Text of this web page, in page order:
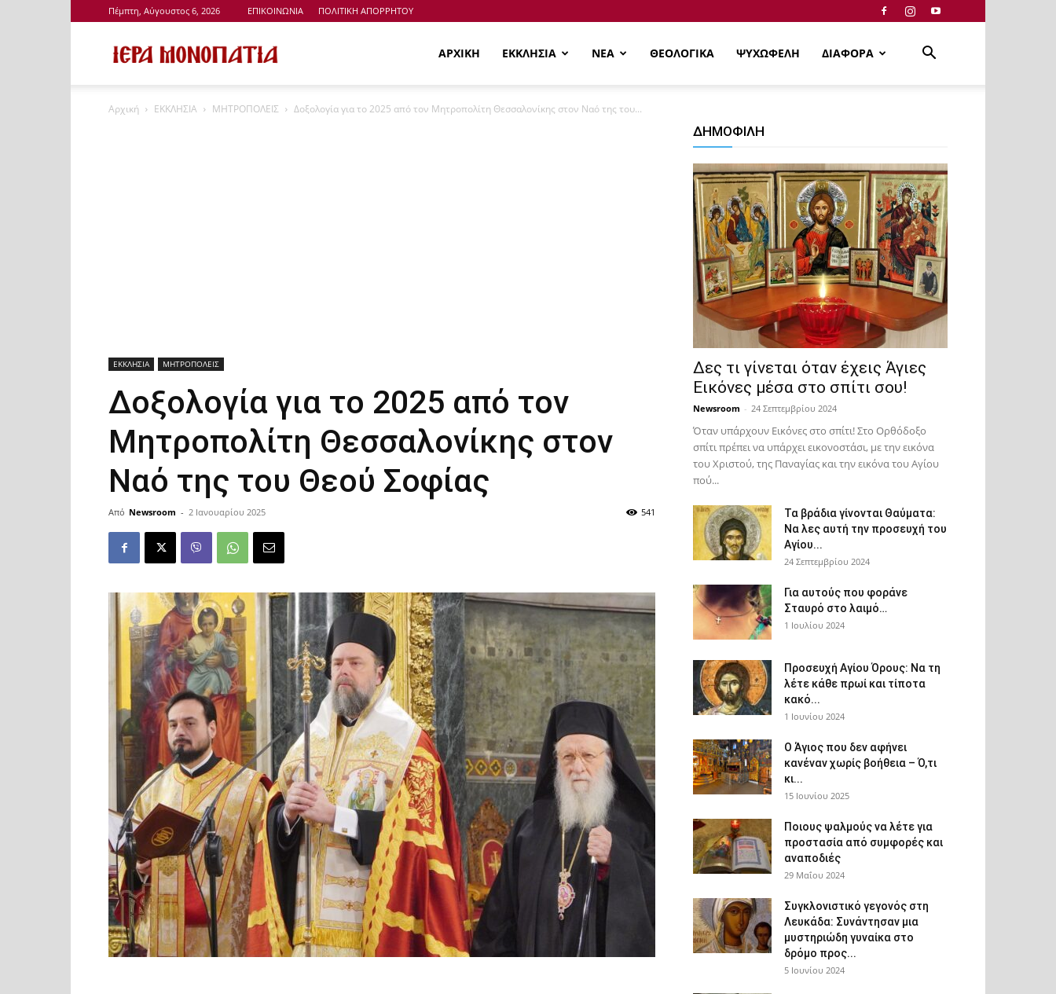
Πέμπτη, Αύγουστος 6, 2026 ΕΠΙΚΟΙΝΩΝΙΑ ΠΟΛΙΤΙΚΗ ΑΠΟΡΡΗΤΟΥ
Μονοπάτια
ΑΡΧΙΚΗ ΕΚΚΛΗΣΙΑ ΝΕΑ ΘΕΟΛΟΓΙΚΑ ΨΥΧΩΦΕΛΗ ΔΙΑΦΟΡΑ
Αρχική ΕΚΚΛΗΣΙΑ ΜΗΤΡΟΠΟΛΕΙΣ Δοξολογία για το 2025 από τον Μητροπολίτη Θεσσαλονίκης στον Ναό της του...
ΕΚΚΛΗΣΙΑ ΜΗΤΡΟΠΟΛΕΙΣ
Δοξολογία για το 2025 από τον
Μητροπολίτη Θεσσαλονίκης στον
Ναό της του Θεού Σοφίας
Από Newsroom - 2 Ιανουαρίου 2025 541
ΔΗΜΟΦΙΛΗ
Δες τι γίνεται όταν έχεις Άγιες
Εικόνες μέσα στο σπίτι σου!
Newsroom - 24 Σεπτεμβρίου 2024
Όταν υπάρχουν Εικόνες στο σπίτι! Στο Ορθόδοξο
σπίτι πρέπει να υπάρχει εικονοστάσι, με την εικόνα
του Χριστού, της Παν­αγίας και την εικόνα του Αγίου
πού...
Τα βράδια γίνονται Θαύματα:
Να λες αυτή την προσευχή του
Αγίου...
24 Σεπτεμβρίου 2024
Για αυτούς που φοράνε
Σταυρό στο λαιμό…
1 Ιουλίου 2024
Προσευχή Αγίου Όρους: Να τη
λέτε κάθε πρωί και τίποτα
κακό...
1 Ιουνίου 2024
Ο Άγιος που δεν αφήνει
κανέναν χωρίς βοήθεια – Ό,τι
κι...
15 Ιουνίου 2025
Ποιους ψαλμούς να λέτε για
προστασία από συμφορές και
αναποδιές
29 Μαΐου 2024
Συγκλονιστικό γεγονός στη
Λευκάδα: Συνάντησαν μια
μυστηριώδη γυναίκα στο
δρόμο προς...
5 Ιουνίου 2024